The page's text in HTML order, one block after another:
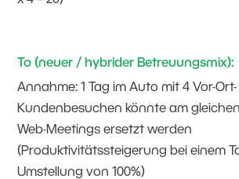
To (neuer / hybrider Betreuungsmix):
Annahme: 1 Tag im Auto mit 4 Vor-Ort-
Kundenbesuchen könnte am
Web-Meetings ersetzt werden
(Produktivitätssteigerung bei einem
Umstellung von 100%)